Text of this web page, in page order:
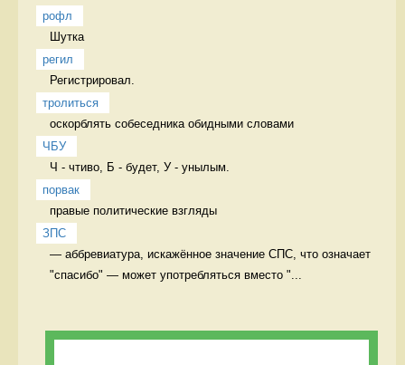
рофл
Шутка
регил
Регистрировал.
тролиться
оскорблять собеседника обидными словами
ЧБУ
Ч - чтиво, Б - будет, У - унылым.
порвак
правые политические взгляды
ЗПС
— аббревиатура, искажëнное значение СПС, что означает
"спасибо" — может употребляться вместо "...